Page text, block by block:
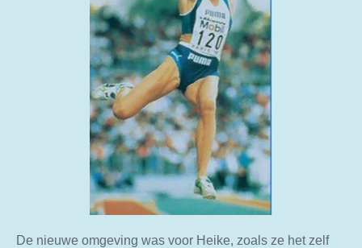
De nieuwe omgeving was voor Heike, zoals ze het zelf